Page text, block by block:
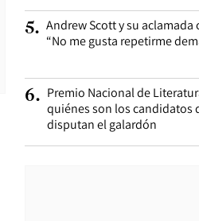
5. Andrew Scott y su aclamada
“No me gusta repetirme
6. Premio Nacional de
quiénes son los candidatos
disputan el galardón